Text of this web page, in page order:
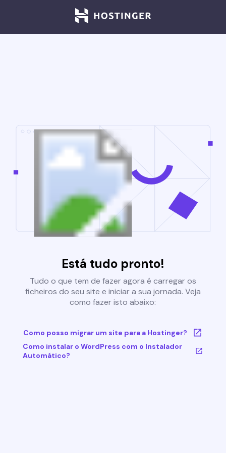
Está tudo pronto!
Tudo o que tem de fazer agora é carregar os
ficheiros do seu site e iniciar a sua jornada. Veja
como fazer isto abaixo:
Como posso migrar um site para a Hostinger?
Como instalar o WordPress com o Instalador
Automático?